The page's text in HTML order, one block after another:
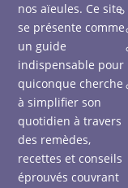
nos aïeules. Ce site
se présente comme
un guide
indispensable pour
quiconque cherche
à simplifier son
quotidien à travers
des remèdes,
recettes et conseils
éprouvés couvrant